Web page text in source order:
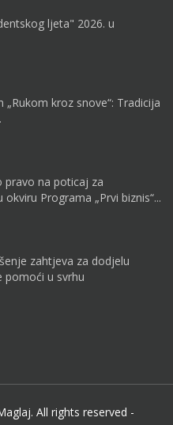
ljeta" 2026. u
kroz snove“: Tradicija
pravo na poticaj za
Programa „Prvi biznis“...
zahtjeva za dodjelu
pomoći u svrhu
All rights reserved -